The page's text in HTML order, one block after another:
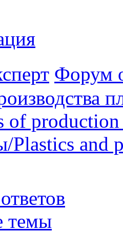
Форум
of
Plastics and
темы